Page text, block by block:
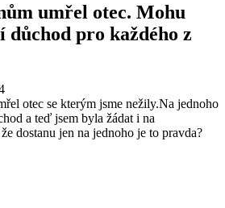
umřel otec. Mohu
důchod pro každého z
otec se kterým jsme nežily.Na jednoho
a teď jsem byla žádat i na
dostanu jen na jednoho je to pravda?